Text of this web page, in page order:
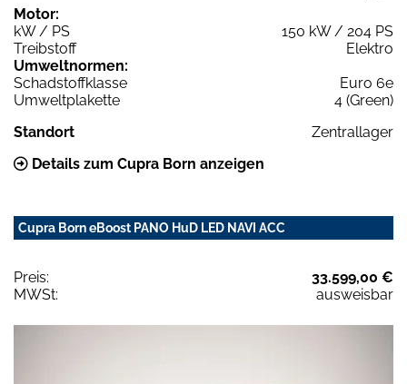
Motor:
kW / PS
150 kW / 204 PS
Treibstoff
Elektro
Umweltnormen:
Schadstoffklasse
Euro 6e
Umweltplakette
4 (Green)
Standort
Zentrallager
Details zum Cupra Born anzeigen
Cupra Born eBoost PANO HuD LED NAVI ACC
Preis:
33.599,00 €
MWSt:
ausweisbar